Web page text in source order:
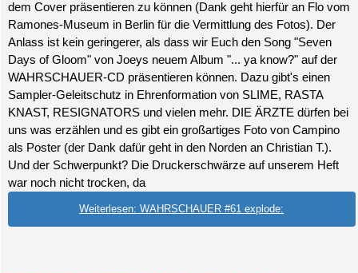
dem Cover präsentieren zu können (Dank geht hierfür an Flo vom
Ramones-Museum in Berlin für die Vermittlung des Fotos). Der
Anlass ist kein geringerer, als dass wir Euch den Song "Seven
Days of Gloom" von Joeys neuem Album "... ya know?" auf der
WAHRSCHAUER-CD präsentieren können. Dazu gibt's einen
Sampler-Geleitschutz in Ehrenformation von SLIME, RASTA
KNAST, RESIGNATORS und vielen mehr. DIE ÄRZTE dürfen bei
uns was erzählen und es gibt ein großartiges Foto von Campino
als Poster (der Dank dafür geht in den Norden an Christian T.).
Und der Schwerpunkt? Die Druckerschwärze auf unserem Heft
war noch nicht trocken, da
Weiterlesen: WAHRSCHAUER #61 explode: